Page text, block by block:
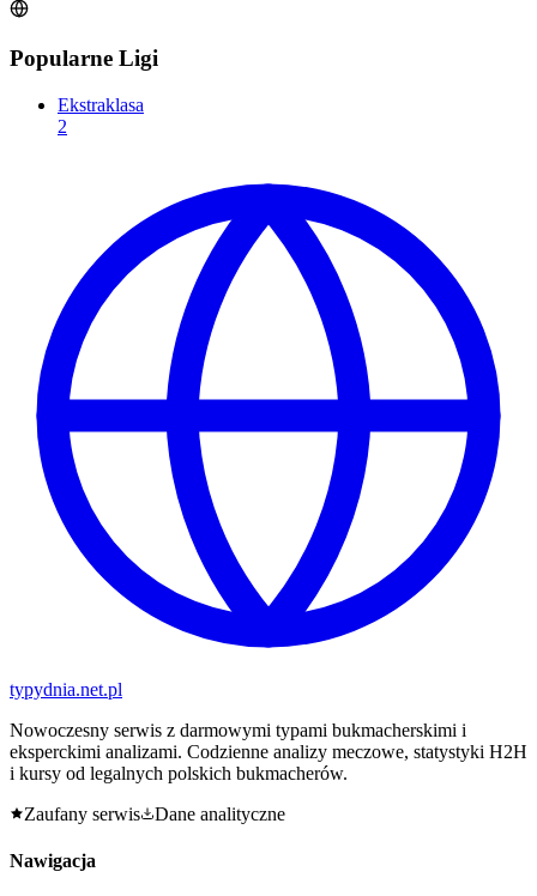
Popularne Ligi
Ekstraklasa
2
typydnia.net.pl
Nowoczesny serwis z darmowymi typami bukmacherskimi i
eksperckimi analizami. Codzienne analizy meczowe, statystyki H2H
i kursy od legalnych polskich bukmacherów.
Zaufany serwis
Dane analityczne
Nawigacja